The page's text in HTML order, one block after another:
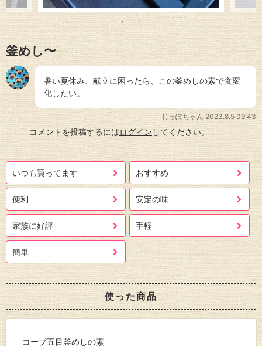
釜めし〜
暑い夏休み、献立に困ったら、この釜めしの素で食変
化したい。
じっぽちゃん 2023.8.5 09:43
コメントを投稿するにはログイン してください。
いつも買ってます おすすめ
便利 安定の味
家族に好評 手軽
簡単
使った商品
コープ五目釜めしの素